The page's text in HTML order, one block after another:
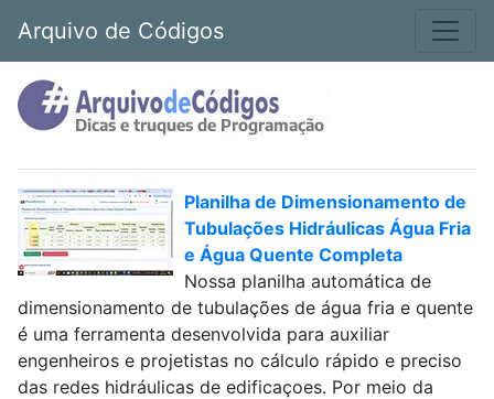
Arquivo de Códigos
Planilha de Dimensionamento de
Tubulações Hidráulicas Água Fria
e Água Quente Completa
Nossa planilha automática de
dimensionamento de tubulações de água fria e quente
é uma ferramenta desenvolvida para auxiliar
engenheiros e projetistas no cálculo rápido e preciso
das redes hidráulicas de edificaçoes. Por meio da